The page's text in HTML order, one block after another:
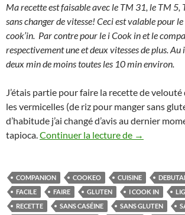
Ma recette est faisable avec le TM 31, le TM 5,
sans changer de vitesse! Ceci est valable pour
cook’in. Par contre pour le i Cook in et le
respectivement une et deux vitesses de plus.
deux min de moins toutes les 10 min environ.
J’étais partie pour faire la recette de
les vermicelles (de riz pour manger sans
d’habitude j’ai changé d’avis au dernier
tapioca.Continuer la lecture de Velouté de
→
COMPANION COOKEO CUISINE
FACILE
FAIRE GLUTEN I COOK IN
RECETTE
SANS CASÉINE SANS GLUTEN